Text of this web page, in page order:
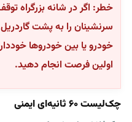
خطر: اگر در شانه بزرگراه
سرنشینان را به پشت
خودرو یا بین خودروها
اولین فرصت انجام دهید.
چک‌لیست ۶۰ ثانیه‌ای ایمنی